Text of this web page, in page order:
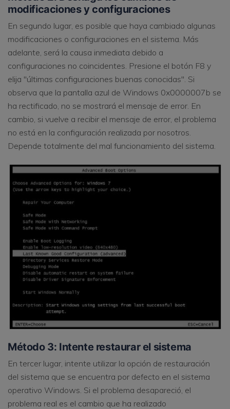
modificaciones y configuraciones
En segundo lugar, es posible que haya cambiado algunas
modificaciones o configuraciones en el sistema. Más
adelante, será la causa inmediata debido a
configuraciones no coincidentes. Presione el botón F8 y
elija "últimas configuraciones buenas conocidas". Si
observa que la pantalla azul de Windows 0x0000007b se
ha rectificado, no se mostrará el mensaje de error. En
cambio, si vuelve a recibir el mensaje de error, el problema
no está en la configuración realizada por nosotros.
Depende totalmente del mal funcionamiento del sistema.
Método 3: Intente restaurar el sistema
En tercer lugar, intente utilizar la opción de restauración
del sistema que se encuentra por defecto en el sistema
operativo Windows. Si el problema desapareció, el
problema real es el cambio que ha realizado